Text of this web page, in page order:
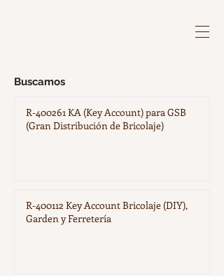
Buscamos​
R-400261 KA (Key Account) para GSB
(Gran Distribución de Bricolaje)
R-400112 Key Account Bricolaje (DIY),
Garden y Ferretería